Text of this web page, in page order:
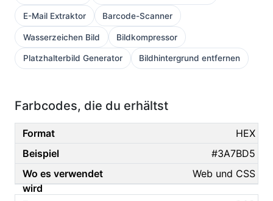
E-Mail Extraktor Barcode-Scanner
Wasserzeichen Bild Bildkompressor
Platzhalterbild Generator Bildhintergrund entfernen
Farbcodes, die du erhältst
HEX
#3A7BD5
Web und CSS